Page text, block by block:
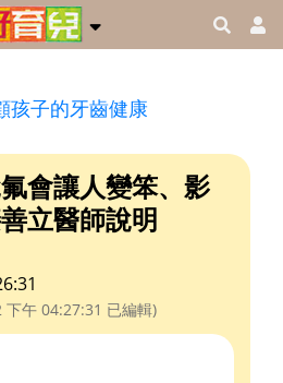
孩子的牙齒健康
氟會讓人變笨、影
立醫師說明
午 04:27:31 已編輯)